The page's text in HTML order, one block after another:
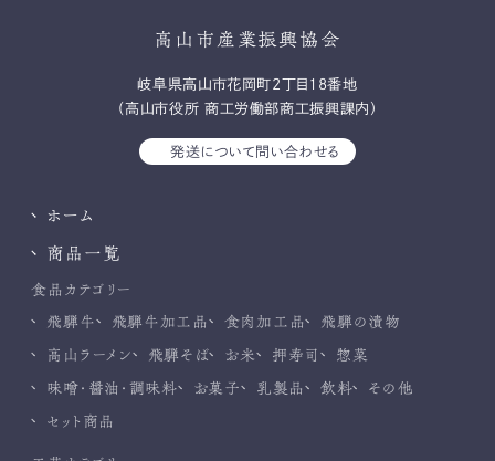
高山市産業振興協会
岐⾩県⾼⼭市花岡町2丁⽬18番地
（高山市役所 商工労働部商工振興課内）
発送について問い合わせる
ホーム
商品一覧
食品カテゴリー
飛騨牛 飛騨牛加工品 食肉加工品 飛騨の漬物
高山ラーメン 飛騨そば お米 押寿司 惣菜
味噌・醤油・調味料 お菓子 乳製品 飲料 その他
セット商品